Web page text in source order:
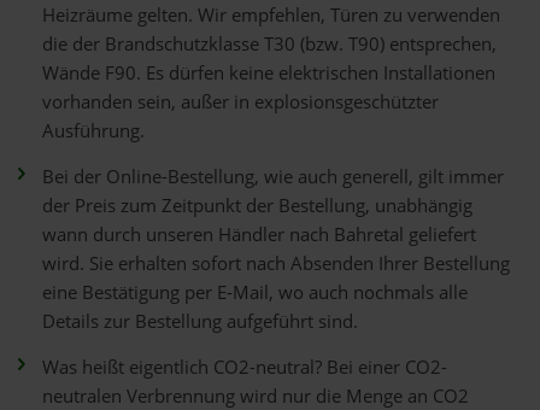
Heizräume gelten. Wir empfehlen, Türen zu verwenden
die der Brandschutzklasse T30 (bzw. T90) entsprechen,
Wände F90. Es dürfen keine elektrischen Installationen
vorhanden sein, außer in explosionsgeschützter
Ausführung.
Bei der Online-Bestellung, wie auch generell, gilt immer
der Preis zum Zeitpunkt der Bestellung, unabhängig
wann durch unseren Händler nach Bahretal geliefert
wird. Sie erhalten sofort nach Absenden Ihrer Bestellung
eine Bestätigung per E-Mail, wo auch nochmals alle
Details zur Bestellung aufgeführt sind.
Was heißt eigentlich CO2-neutral? Bei einer CO2-
neutralen Verbrennung wird nur die Menge an CO2